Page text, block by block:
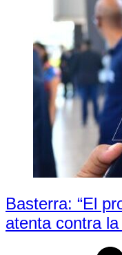
Basterra: “El
atenta contra